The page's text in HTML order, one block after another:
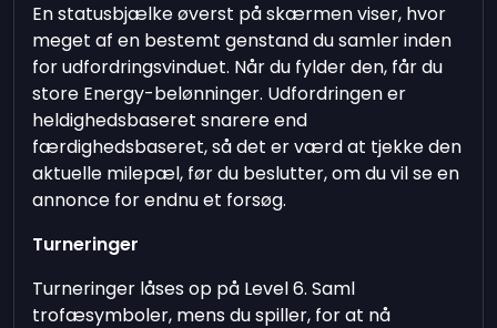
En statusbjælke øverst på skærmen viser, hvor
meget af en bestemt genstand du samler inden
for udfordringsvinduet. Når du fylder den, får du
store Energy-belønninger. Udfordringen er
heldighedsbaseret snarere end
færdighedsbaseret, så det er værd at tjekke den
aktuelle milepæl, før du beslutter, om du vil se en
annonce for endnu et forsøg.
Turneringer
Turneringer låses op på Level 6. Saml
trofæsymboler, mens du spiller, for at nå